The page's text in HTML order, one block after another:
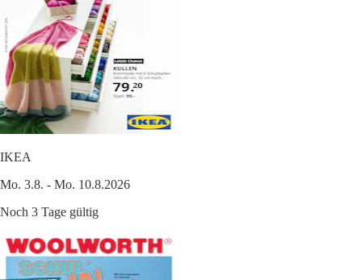
IKEA
Mo. 3.8. - Mo. 10.8.2026
Noch 3 Tage gültig